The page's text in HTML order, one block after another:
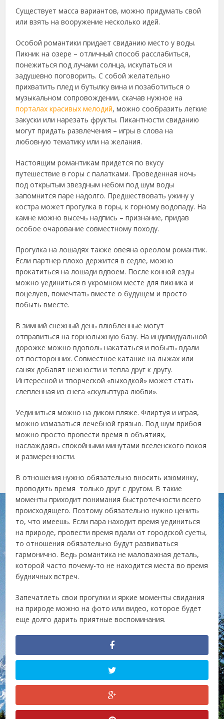
Существует масса вариантов, можно придумать свой
или взять на вооружение несколько идей.
Особой романтики придает свиданию место у воды.
Пикник на озере – отличный способ расслабиться,
понежиться под лучами солнца, искупаться и
задушевно поговорить. С собой желательно
прихватить плед и бутылку вина и позаботиться о
музыкальном сопровождении, скачав нужное на
порталах красивых мелодий, можно сообразить легкие
закуски или нарезать фрукты. Пикантности свиданию
могут придать развлечения – игры в слова на
любовную тематику или на желания.
Настоящим романтикам придется по вкусу
путешествие в горы с палатками. Проведенная ночь
под открытым звездным небом под шум воды
запомнится паре надолго. Предшествовать ужину у
костра может прогулка в горы, к горному водопаду. На
камне можно высечь надпись – признание, придав
особое очарование совместному походу.
Прогулка на лошадях также овеяна ореолом романтик.
Если партнер плохо держится в седле, можно
прокатиться на лошади вдвоем. После конной езды
можно уединиться в укромном месте для пикника и
поцелуев, помечтать вместе о будущем и просто
побыть вместе.
В зимний снежный день влюбленные могут
отправиться на горнолыжную базу. На индивидуальной
дорожке можно вдоволь накататься и побыть вдали
от посторонних. Совместное катание на лыжах или
санях добавят нежности и тепла друг к другу.
Интересной и творческой «выходкой» может стать
слепленная из снега «скульптура любви».
Уединиться можно на диком пляже. Флиртуя и играя,
можно измазаться лечебной грязью. Под шум прибоя
можно просто провести время в объятиях,
наслаждаясь спокойными минутами вселенского покоя
и размеренности.
В отношения нужно обязательно вносить изюминку,
проводить время только друг с другом. В такие
моменты приходит понимания быстротечности всего
происходящего. Поэтому обязательно нужно ценить
то, что имеешь. Если пара находит время уединиться
на природе, провести время вдали от городской суеты,
то отношения обязательно будут развиваться
гармонично. Ведь романтика не маловажная деталь,
которой часто почему-то не находится места во время
будничных встреч.
Запечатлеть свои прогулки и яркие моменты свидания
на природе можно на фото или видео, которое будет
еще долго дарить приятные воспоминания.